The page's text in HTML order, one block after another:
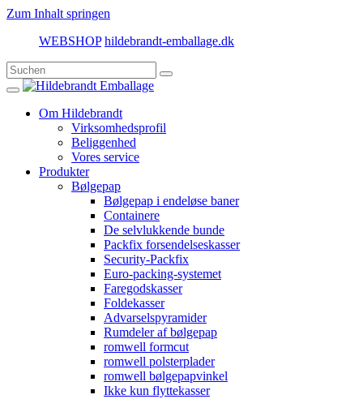
Zum Inhalt springen
WEBSHOP hildebrandt-emballage.dk
Om Hildebrandt
Virksomhedsprofil
Beliggenhed
Vores service
Produkter
Bølgepap
Bølgepap i endeløse baner
Containere
De selvlukkende bunde
Packfix forsendelseskasser
Security-Packfix
Euro-packing-systemet
Faregodskasser
Foldekasser
Advarselspyramider
Rumdeler af bølgepap
romwell formcut
romwell polsterplader
romwell bølgepapvinkel
Ikke kun flyttekasser